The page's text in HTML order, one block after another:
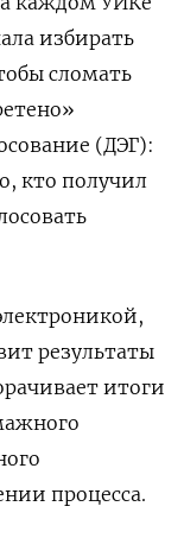
избирать
сломать
(ДЭГ):
кто получил
результаты
итоги
процесса.